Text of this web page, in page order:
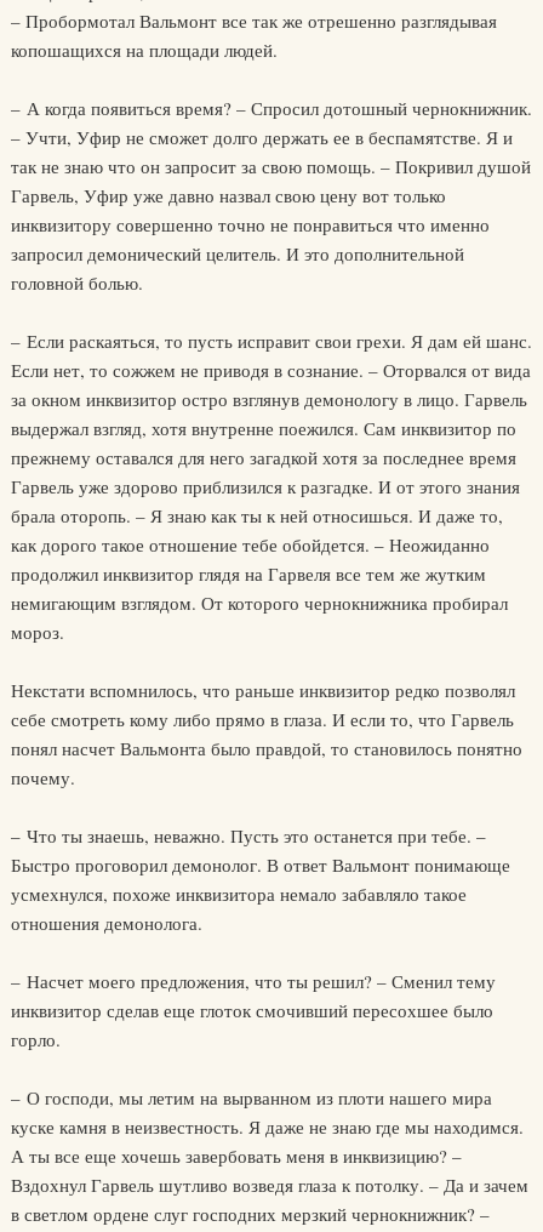
– Пробормотал Вальмонт все так же отрешенно разглядывая
копошащихся на площади людей.
– А когда появиться время? – Спросил дотошный чернокнижник.
– Учти, Уфир не сможет долго держать ее в беспамятстве. Я и
так не знаю что он запросит за свою помощь. – Покривил душой
Гарвель, Уфир уже давно назвал свою цену вот только
инквизитору совершенно точно не понравиться что именно
запросил демонический целитель. И это дополнительной
головной болью.
– Если раскаяться, то пусть исправит свои грехи. Я дам ей шанс.
Если нет, то сожжем не приводя в сознание. – Оторвался от вида
за окном инквизитор остро взглянув демонологу в лицо. Гарвель
выдержал взгляд, хотя внутренне поежился. Сам инквизитор по
прежнему оставался для него загадкой хотя за последнее время
Гарвель уже здорово приблизился к разгадке. И от этого знания
брала оторопь. – Я знаю как ты к ней относишься. И даже то,
как дорого такое отношение тебе обойдется. – Неожиданно
продолжил инквизитор глядя на Гарвеля все тем же жутким
немигающим взглядом. От которого чернокнижника пробирал
мороз.
Некстати вспомнилось, что раньше инквизитор редко позволял
себе смотреть кому либо прямо в глаза. И если то, что Гарвель
понял насчет Вальмонта было правдой, то становилось понятно
почему.
– Что ты знаешь, неважно. Пусть это останется при тебе. –
Быстро проговорил демонолог. В ответ Вальмонт понимающе
усмехнулся, похоже инквизитора немало забавляло такое
отношения демонолога.
– Насчет моего предложения, что ты решил? – Сменил тему
инквизитор сделав еще глоток смочивший пересохшее было
горло.
– О господи, мы летим на вырванном из плоти нашего мира
куске камня в неизвестность. Я даже не знаю где мы находимся.
А ты все еще хочешь завербовать меня в инквизицию? –
Вздохнул Гарвель шутливо возведя глаза к потолку. – Да и зачем
в светлом ордене слуг господних мерзкий чернокнижник? –